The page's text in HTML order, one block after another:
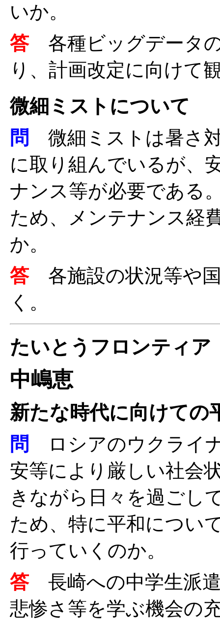
いか。
答 各種ビッグデータ
り、計画改定に向けて
微細ミストについて
問
微細ミストは暑さ
に取り組んでいるが、
ナンス等が必要である
ため、メンテナンス経
か。
答 各施設の状況等や
く。
たいとうフロンティア
中嶋恵
新たな時代に向けての
問
ロシアのウクライ
安等により厳しい社会
きながら日々を過ごし
ため、特に平和につい
行っていくのか。
答 長崎への中学生派
悲惨さ等を学ぶ機会の